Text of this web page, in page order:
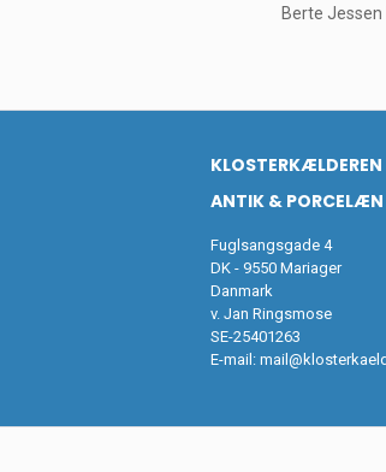
Berte Jessen
KLOSTERKÆLDEREN
ANTIK & PORCELÆN
Fuglsangsgade 4
DK - 9550 Mariager
Danmark
v. Jan Ringsmose
SE-25401263
E-mail: